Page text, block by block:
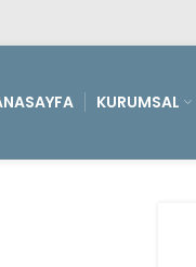
KURUMSAL